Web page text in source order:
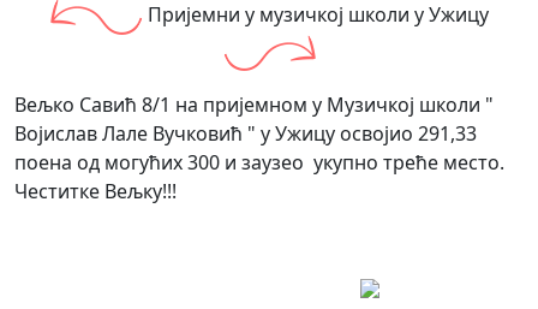
Пријемни у музичкој школи у Ужицу
Вељко Савић 8/1 на пријемном у Музичкој школи "
Војислав Лале Вучковић " у Ужицу освојио 291,33
поена од могућих 300 и заузео укупно треће место.
Честитке Вељку!!!